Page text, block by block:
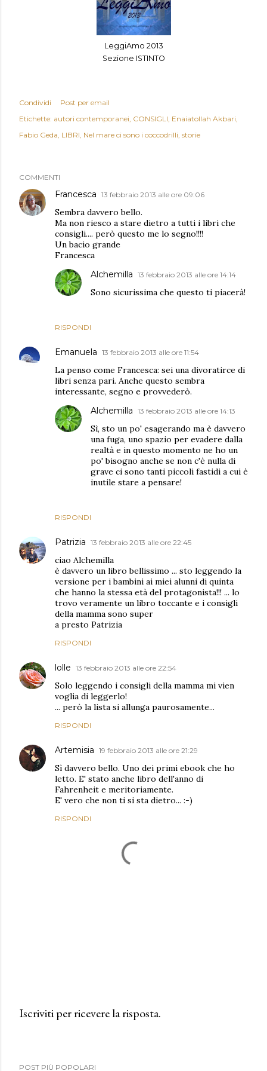
LeggiAmo 2013
Sezione ISTINTO
Condividi
Post per email
Etichette: autori contemporanei CONSIGLI Enaiatollah Akbari
Fabio Geda LIBRI Nel mare ci sono i coccodrilli storie
COMMENTI
Francesca 13 febbraio 2013 alle ore 09:06
Sembra davvero bello.
Ma non riesco a stare dietro a tutti i libri che
consigli.... però questo me lo segno!!!!
Un bacio grande
Francesca
RISPONDI
Alchemilla 13 febbraio 2013 alle ore 14:14
Sono sicurissima che questo ti piacerà!
Emanuela 13 febbraio 2013 alle ore 11:54
La penso come Francesca: sei una divoratirce di
libri senza pari. Anche questo sembra
interessante, segno e provvederò.
RISPONDI
Alchemilla 13 febbraio 2013 alle ore 14:13
Sì, sto un po' esagerando ma è davvero
una fuga, uno spazio per evadere dalla
realtà e in questo momento ne ho un
po' bisogno anche se non c'è nulla di
grave ci sono tanti piccoli fastidi a cui è
inutile stare a pensare!
Patrizia 13 febbraio 2013 alle ore 22:45
ciao Alchemilla
è davvero un libro bellissimo ... sto leggendo la
versione per i bambini ai miei alunni di quinta
che hanno la stessa età del protagonista!!! ... lo
trovo veramente un libro toccante e i consigli
della mamma sono super
a presto Patrizia
RISPONDI
lolle 13 febbraio 2013 alle ore 22:54
Solo leggendo i consigli della mamma mi vien
voglia di leggerlo!
... però la lista si allunga paurosamente...
RISPONDI
Artemisia 19 febbraio 2013 alle ore 21:29
Sì davvero bello. Uno dei primi ebook che ho
letto. E' stato anche libro dell'anno di
Fahrenheit e meritoriamente.
E' vero che non ti si sta dietro... :-)
RISPONDI
Iscriviti per ricevere la risposta.
POST PIÙ POPOLARI